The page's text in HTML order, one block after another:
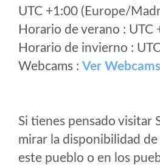
UTC +1:00 (Europe/
Horario de verano : UTC
Horario de invierno :
Webcams : Ver Webcams
Si tienes pensado visitar
mirar la disponibilidad
este pueblo o en los